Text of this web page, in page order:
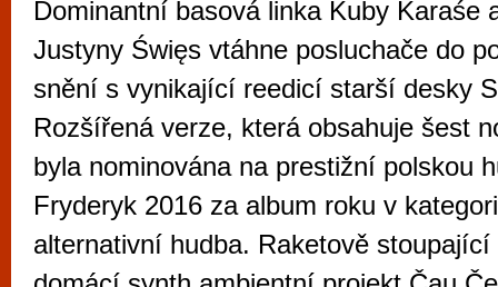
Dominantní basová linka Kuby Karaśe
Justyny Święs vtáhne posluchače do
snění s vynikající reedicí starší desky
Rozšířená verze, která obsahuje šest
byla nominována na prestižní polskou
Fryderyk 2016 za album roku v
alternativní hudba. Raketově stoupající
restaurace,
Mimo jiné je ale také místem, kde si
vyzkoušet různé kasinové hry. V
metropoli naleznete širokou nabídku her
po moderní automaty jak pro pravidelné
příležitostné hráče. V...